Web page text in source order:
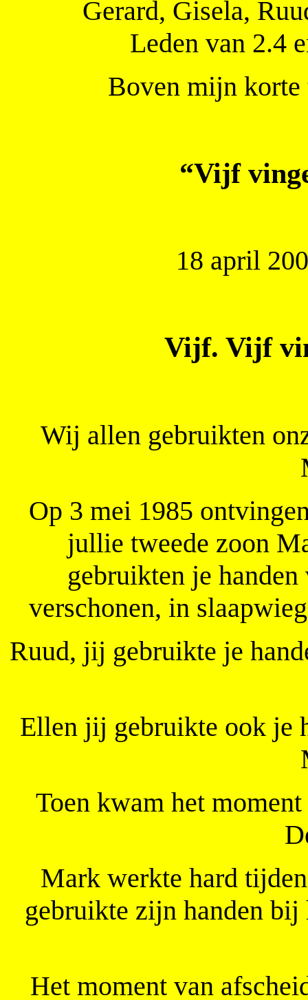
Gerard, Gisela,
Leden van 2.4
Boven mijn korte
“Vijf
18 april
Vijf. Vijf
Wij allen gebruikten
Op 3 mei 1985
jullie tweede zoon
gebruikten je
verschonen, in
Ruud, jij gebruikte je
Ellen jij gebruikte ook je
Toen kwam het
Mark werkte hard
gebruikte zijn handen bij
Het moment van